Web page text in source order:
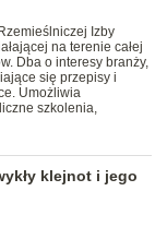
Izby
na terenie całej
Dba o interesy branży,
się przepisy i
Umożliwia
szkolenia,
klejnot i jego